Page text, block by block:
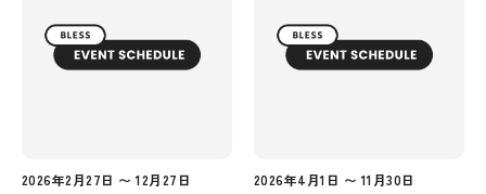
2026年2月27日 〜 12月27日 2026年4月1日 〜 11月30日